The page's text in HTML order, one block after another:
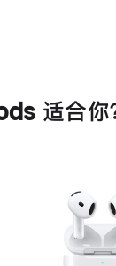
适合你